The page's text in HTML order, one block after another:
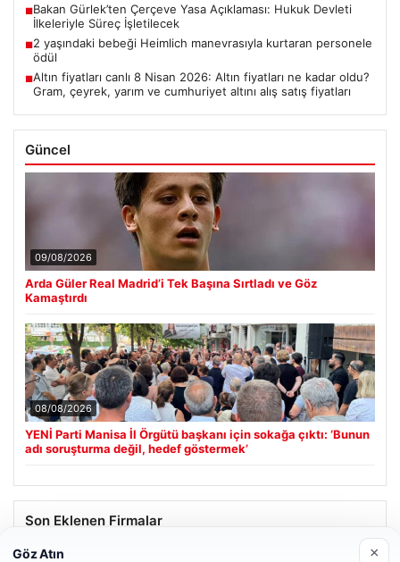
■Bakan Gürlek’ten Çerçeve Yasa Açıklaması: Hukuk Devleti
İlkeleriyle Süreç İşletilecek
■2 yaşındaki bebeği Heimlich manevrasıyla kurtaran personele
ödül
■Altın fiyatları canlı 8 Nisan 2026: Altın fiyatları ne kadar oldu?
Gram, çeyrek, yarım ve cumhuriyet altını alış satış fiyatları
Güncel
09/08/2026
Arda Güler Real Madrid’i Tek Başına Sırtladı ve Göz
Kamaştırdı
08/08/2026
YENİ Parti Manisa İl Örgütü başkanı için sokağa çıktı: ‘Bunun
adı soruşturma değil, hedef göstermek’
Son Eklenen Firmalar
Göz Atın ×